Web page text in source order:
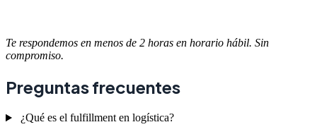
Te respondemos en menos de 2 horas en horario hábil. Sin
compromiso.
Preguntas frecuentes
¿Qué es el fulfillment en logística?